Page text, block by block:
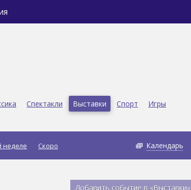
Спектакли Выставки Спорт
Игры
неделе Скоро Календарь
Добавить событие в «Выставки»